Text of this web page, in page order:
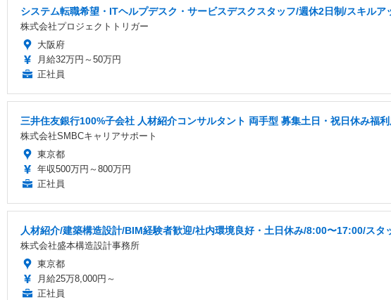
システム転職希望・ITヘルプデスク・サービスデスクスタッフ/週休2日制/スキルア
株式会社プロジェクトトリガー
大阪府
月給32万円～50万円
正社員
三井住友銀行100%子会社 人材紹介コンサルタント 両手型 募集土日・祝日休み福
株式会社SMBCキャリアサポート
東京都
年収500万円～800万円
正社員
人材紹介/建築構造設計/BIM経験者歓迎/社内環境良好・土日休み/8:00〜17:00/スタ
株式会社盛本構造設計事務所
東京都
月給25万8,000円～
正社員